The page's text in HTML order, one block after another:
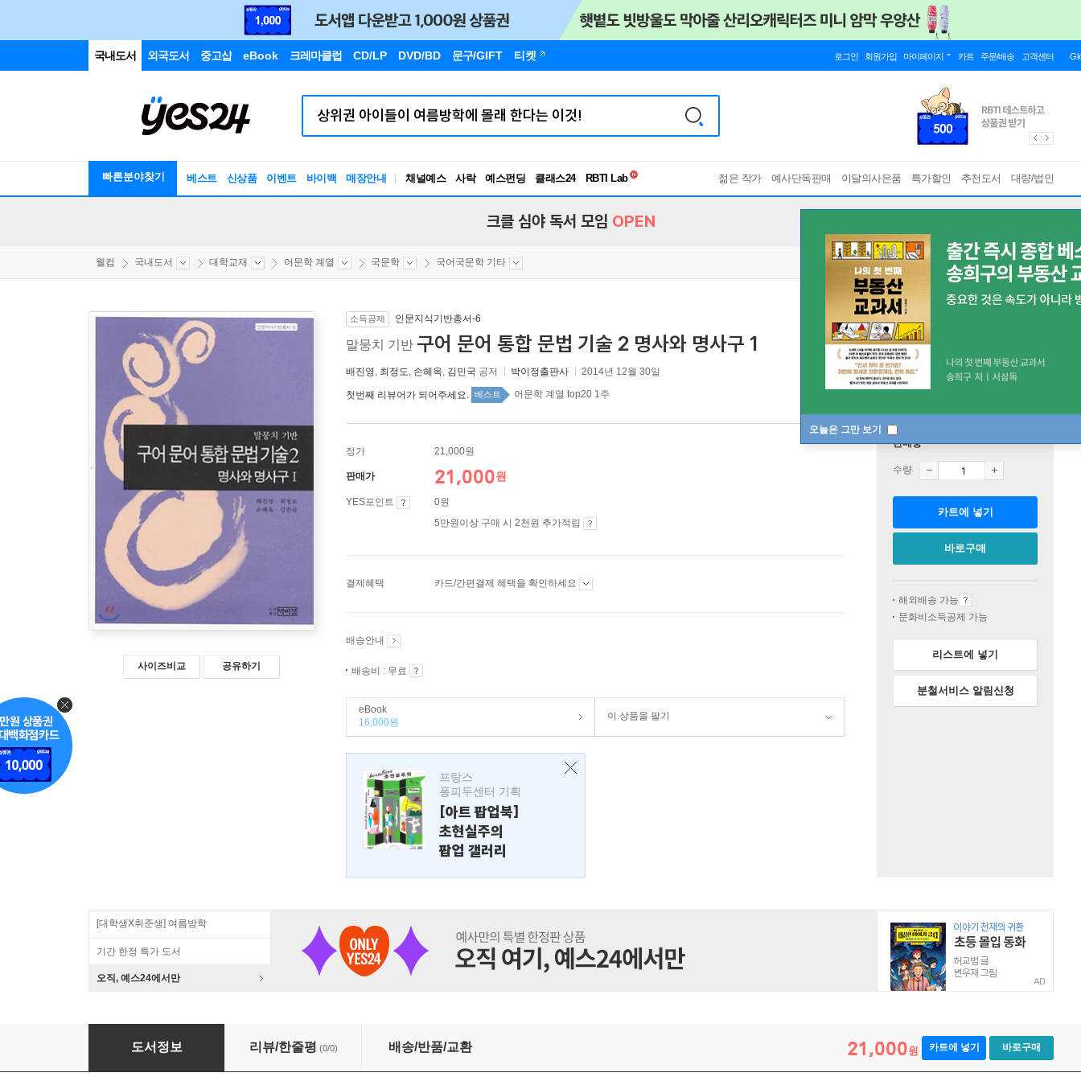
국내도서 외국도서 중고샵 eBook 크레마클럽 CD/LP DVD/BD 문구/GIFT 티켓 로그인 회원가입 마이페이지 카트 주문/배송 고객센터
빠른분야찾기 베스트 신상품 이벤트 바이백 매장안내 채널예스 사락 예스펀딩 클래스24
독서유형검사
젊은 작가 예사단독판매 이달의사은품 특가할인 추천도서 대량/법인
오늘은 그만 보기
크클 심야 독서 모임 OPEN
웰컴 국내도서 대학교재 어문학 계열 국문학 국어국문학 기타
사이즈비교 공유하기
소득공제 인문지식기반총서-6
말뭉치 기반 구어 문어 통합 문법 기술 2 명사와 명사구 1
배진영, 최정도, 손혜옥, 김민국 공저 박이정출판사 2014년 12월 30일
첫번째 리뷰어가 되어주세요. 베스트 어문학 계열 top20 1주
정가 21,000원
판매가 21,000원
YES포인트
0원
5만원이상 구매 시 2천원 추가적립
결제혜택 카드/간편결제 혜택을 확인하세요
배송안내
배송비 : 무료
eBook
16,000원
이 상품을 팔기
프랑스
퐁피두센터 기획
[아트 팝업북]
초현실주의
팝업 갤러리
판매중
수량
카트에 넣기
바로구매
해외배송 가능
문화비소득공제 가능
리스트에 넣기
분철서비스 알림신청
[대학생X취준생] 여름방학
기간 한정 특가 도서
오직, 예스24에서만 AD
구어 문어 통합 문법 기술 2 명사와 명사구 1
도서정보 리뷰/한줄평 (0/0) 배송/반품/교환 21,000원 카트에 넣기 바로구매